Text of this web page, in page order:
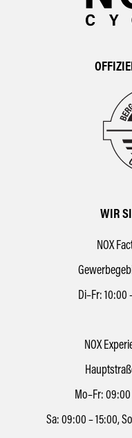
WIR
NOX
Di–Fr: 10:00
NOX
Mo–Fr: 09:00
Sa: 09:00 – 15:00,